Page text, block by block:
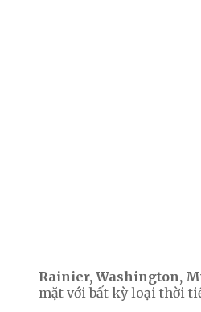
Rainier, Washington,
mặt với bất kỳ loại thời